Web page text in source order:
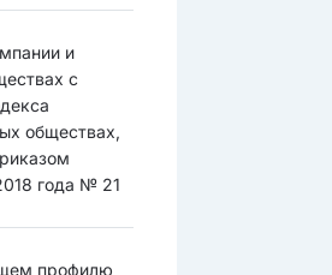
и
с
обществах,
года № 21
профилю